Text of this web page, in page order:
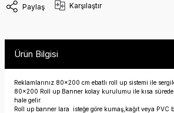
Paylaş Karşılaştır
Ürün Bilgisi
Reklamlarınız 80x200 cm ebatlı roll up sistemi ile
80x200 Roll up Banner kolay kurulumu ile kısa
hale gelir.
Roll up banner lara isteğe göre kumaş,kağıt veya PVC